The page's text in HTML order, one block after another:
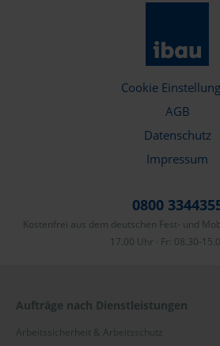
Cookie
AGB
Datenschutz
Impressum
0800
Kostenfrei aus dem deutschen Fest- und
17.00 Uhr · Fr: 08.30-
Aufträge nach Dienstleistungen
Arbeitssicherheit & Arbeitsschutz